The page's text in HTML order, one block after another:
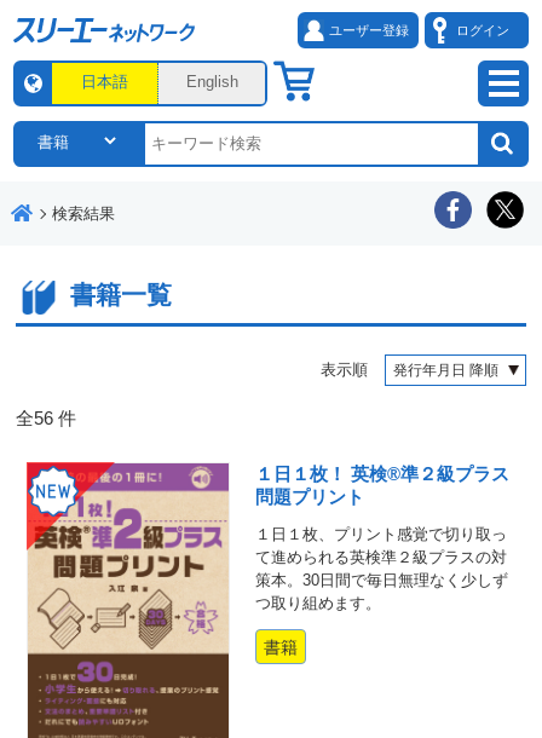
ユーザー登録 ログイン
日本語 English
検索結果
書籍一覧
表示順
全56 件
１日１枚！ 英検®準２級プラス
問題プリント
１日１枚、プリント感覚で切り取っ
て進められる英検準２級プラスの対
策本。30日間で毎日無理なく少しず
つ取り組めます。
書籍